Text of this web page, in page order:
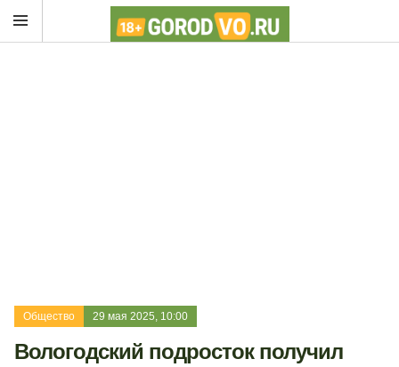
Общество 29 мая 2025, 10:00
Вологодский подросток получил